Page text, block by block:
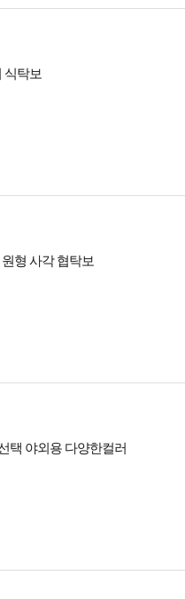
식탁보
형 사각 협탁보
택 야외용 다양한컬러